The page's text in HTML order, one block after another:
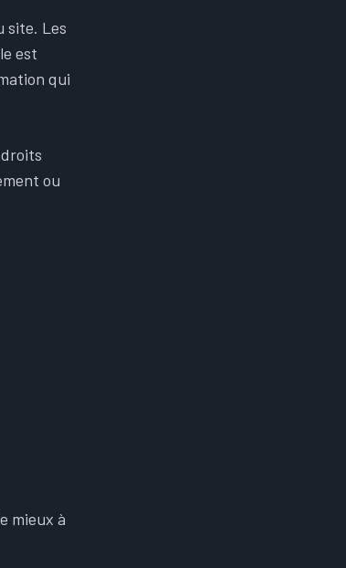
site. Les
est
qui
ou
mieux à